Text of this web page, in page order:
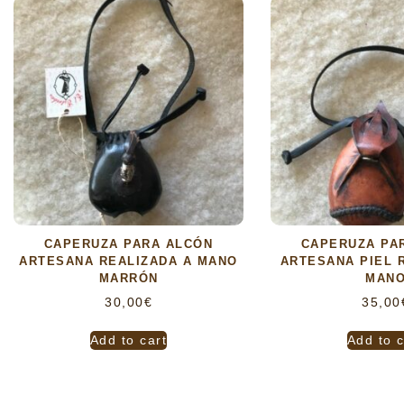
CAPERUZA PARA ALCÓN
ARTESANA REALIZADA A MANO
MARRÓN
30,00€
Add to cart
CAPERUZA
ARTESANA PIEL
35,00
Add to